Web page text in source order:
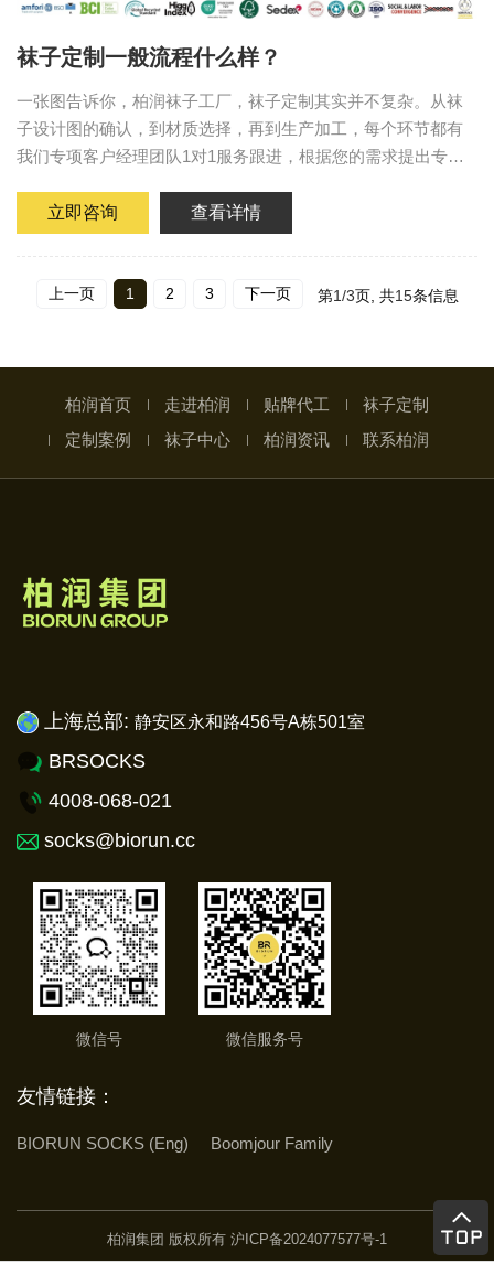
袜子定制一般流程什么样？
一张图告诉你，柏润袜子工厂，袜子定制其实并不复杂。从袜
子设计图的确认，到材质选择，再到生产加工，每个环节都有
我们专项客户经理团队1对1服务跟进，根据您的需求提出专业
返。微信号 B...
立即咨询 查看详情
上一页 1 2 3 下一页 第1/3页, 共15条信息
柏润首页 走进柏润 贴牌代工
袜子定制
定制案例
袜子中心 柏润资讯 联系柏润
上海总部: 静安区永和路456号A栋501室
BRSOCKS
4008-068-021
socks@biorun.cc
微信号 微信服务号
友情链接：
BIORUN SOCKS (Eng) Boomjour Family
柏润集团 版权所有 沪ICP备2024077577号-1